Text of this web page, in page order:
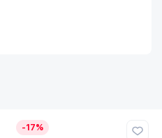
-17%